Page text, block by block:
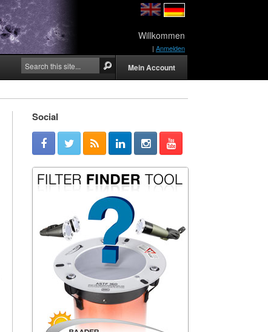
Willkommen
| Anmelden
Mein Account
Social